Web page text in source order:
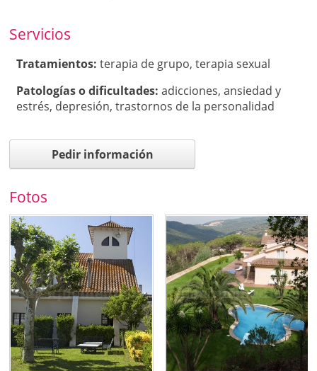
Servicios
Tratamientos: terapia de grupo,terapia sexual
Patologí­as o dificultades: adicciones,ansiedad y
estrés, depresión,trastornos de la personalidad
Pedir información
Fotos